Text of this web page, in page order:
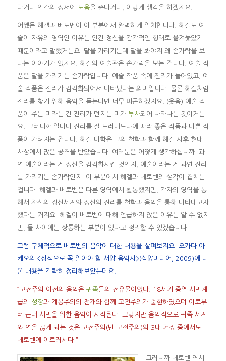
다거나 인간의 정서에 도움을 준다거나, 이렇게 생각을 하겠지요.
어쨌든 헤겔과 베토벤이 이 부분에서 완벽하게 일치합니다. 헤겔도 예
술이 자유의 영역인 이유는 인간 정신을 감각적인 형태로 옮겨놓았기
때문이라고 말했거든요. 달을 가리키는데 달을 봐야지 왜 손가락을 보
냐는 이야기가 있지요. 헤겔의 예술관은 손가락을 보는 겁니다. 예술 작
품은 달을 가리키는 손가락입니다. 예술 작품 속에 진리가 들어있고, 예
술 작품은 진리가 감각화되어서 나타났다는 의미입니다. 물론 헤겔처럼
진리를 찾기 위해 음악을 듣는다면 너무 피곤하겠지요. (웃음) 예술 작
품이 주는 미라는 건 진리가 던지는 미가 투사되어 나타나는 것이거든
요. 그러니까 얼마나 진리를 잘 드러내느냐에 따라 좋은 작품과 나쁜 작
품이 가려지는 겁니다. 헤겔 미학은 그의 철학과 함께 헤겔 사후 현대
사상에서 많은 공격을 받았습니다. 여러분은 어떻게 생각하십니까. 과
연 예술이라는 게 정신을 감각화시킨 것인지, 예술이라는 게 과연 진리
를 가리키는 손가락인지. 이 부분에서 헤겔과 베토벤의 생각이 겹치는
겁니다. 헤겔과 베토벤은 다른 영역에서 활동했지만, 각자의 영역을 통
해서 자신의 정신세계와 정신의 진리를 철학과 음악을 통해 나타내고자
했다는 거지요. 헤겔이 베토벤에 대해 언급하지 않은 이유는 알 수 없지
만, 둘 사이에는 상통하는 부분이 있다고 정리할 수 있겠습니다.
그럼 구체적으로 베토벤의 음악에 대한 내용을 살펴보지요. 오카다 아
케오의 <상식으로 꼭 알아야 할 서양 음악사>(삼양미디어, 2009)에 나
온 내용을 간략히 정리해보았는데요.
“고전주의 이전의 음악은 귀족들의 전유물이었다. 18세기 중엽 시민계
급의
성장과 계몽주의의 전개와 함께 고전주의가 출현하였으며 이로부
터 근대 시민을 위한 음악이 시작된다. 그렇지만 음악적으로 귀족 세계
와 연을 끊게 되는 것은 고전주의(빈 고전주의)의 3대 거장 중에서도
베토벤에 이르러서다.”
그러니까 베토벤 역시